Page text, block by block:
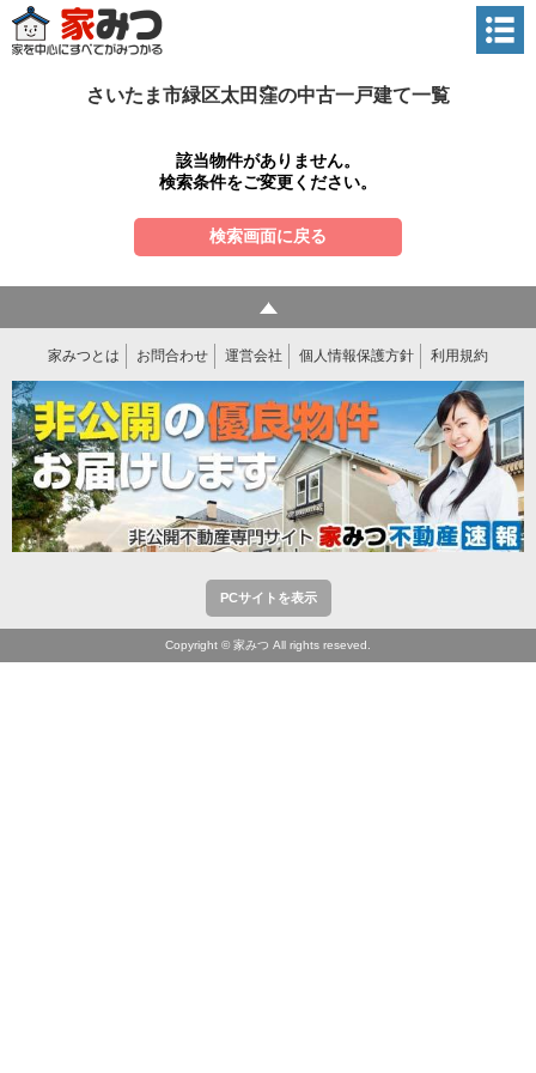
さいたま市緑区太田窪の中古一戸建て一覧
該当物件がありません。
検索条件をご変更ください。
検索画面に戻る
家みつとは お問合わせ 運営会社 個人情報保護方針 利用規約
PCサイトを表示
Copyright © 家みつ All rights reseved.